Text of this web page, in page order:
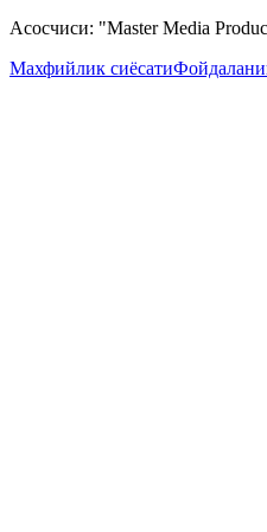
Асосчиси: "Master Media
Махфийлик сиёсати